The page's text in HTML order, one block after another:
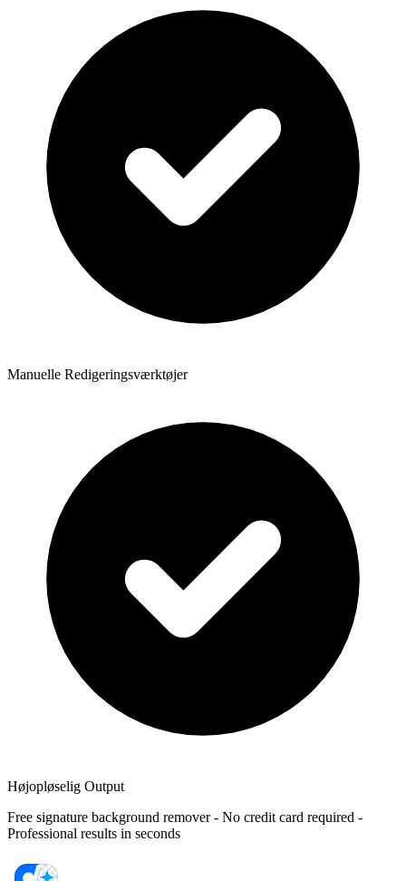
Manuelle Redigeringsværktøjer
Højopløselig Output
Free signature background remover - No credit card required -
Professional results in seconds